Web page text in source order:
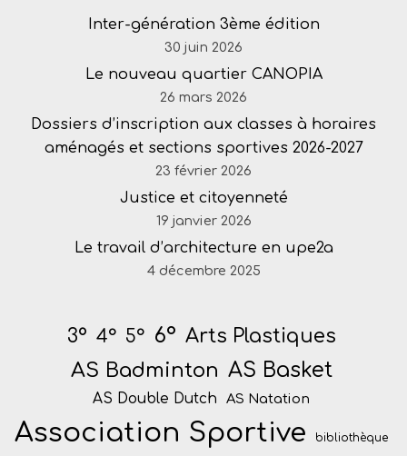
Inter-génération 3ème édition
30 juin 2026
Le nouveau quartier CANOPIA
26 mars 2026
Dossiers d’inscription aux classes à horaires
aménagés et sections sportives 2026-2027
23 février 2026
Justice et citoyenneté
19 janvier 2026
Le travail d’architecture en upe2a
4 décembre 2025
3° 4° 5° 6° Arts Plastiques
AS Badminton AS Basket
AS Double Dutch AS Natation
Association Sportive bibliothèque